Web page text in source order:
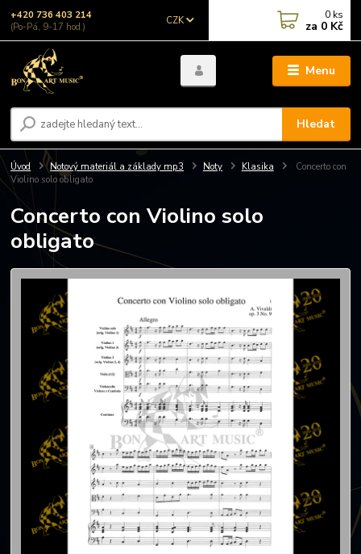
Menu
CZK
Hledat
+420 736 403 214
(Po-Pá, 9-17 hod.)
0 ks
za 0 Kč
Úvod Notový materiál a základy mp3 Noty Klasika
Concerto con
Violino solo obligato
Concerto con Violino solo
obligato